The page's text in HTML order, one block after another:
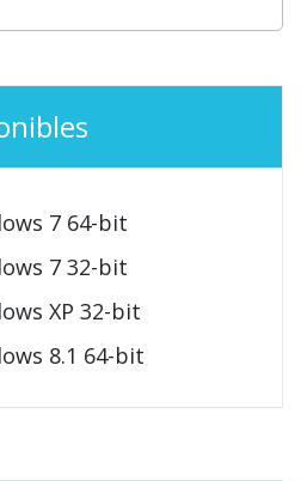
7 64-bit
7 32-bit
XP 32-bit
8.1 64-bit